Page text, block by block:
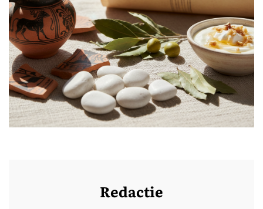
Redactie